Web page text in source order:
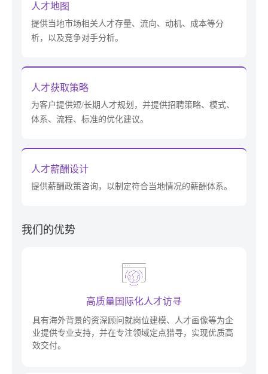
人才地图
提供当地市场相关人才存量、流向、动机、成本等分
析，以及竞争对手分析。
人才获取策略
为客户提供短/长期人才规划，并提供招聘策略、模式、
体系、流程、标准的优化建议。
人才薪酬设计
提供薪酬政策咨询，以制定符合当地情况的薪酬体系。
我们的优势
高质量国际化人才访寻
具有海外背景的资深顾问就岗位建模、人才画像等为企
业提供专业支持，并在专注领域定点猎寻，实现优质高
效交付。